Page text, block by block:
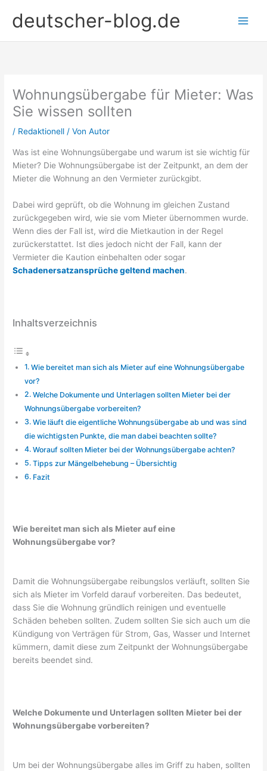
Inhaltdeutscher-blog.de
Wohnungsübergabe für Mieter: Was
Sie wissen sollten
/ Redaktionell / VonAutor
Was ist eine Wohnungsübergabe und warum ist sie wichtig für
Mieter? Die Wohnungsübergabe ist der Zeitpunkt, an dem der
Mieter die Wohnung an den Vermieter zurückgibt.
Dabei wird geprüft, ob die Wohnung im gleichen Zustand
zurückgegeben wird, wie sie vom Mieter übernommen wurde.
Wenn dies der Fall ist, wird die Mietkaution in der Regel
zurückerstattet. Ist dies jedoch nicht der Fall, kann der
Vermieter die Kaution einbehalten oder sogar
Schadenersatzansprüche geltend machen.
Inhaltsverzeichnis
Wie bereitet man sich als Mieter auf eine Wohnungsübergabe
vor?
Welche Dokumente und Unterlagen sollten Mieter bei der
Wohnungsübergabe vorbereiten?
Wie läuft die eigentliche Wohnungsübergabe ab und was sind
die wichtigsten Punkte, die man dabei beachten sollte?
Worauf sollten Mieter bei der Wohnungsübergabe achten?
Tipps zur Mängelbehebung – Übersichtig
Fazit
Wie bereitet man sich als Mieter auf eine
Wohnungsübergabe vor?
Damit die Wohnungsübergabe reibungslos verläuft, sollten Sie
sich als Mieter im Vorfeld darauf vorbereiten. Das bedeutet,
dass Sie die Wohnung gründlich reinigen und eventuelle
Schäden beheben sollten. Zudem sollten Sie sich auch um die
Kündigung von Verträgen für Strom, Gas, Wasser und Internet
kümmern, damit diese zum Zeitpunkt der Wohnungsübergabe
bereits beendet sind.
Welche Dokumente und Unterlagen sollten Mieter bei der
Wohnungsübergabe vorbereiten?
Um bei der Wohnungsübergabe alles im Griff zu haben, sollten